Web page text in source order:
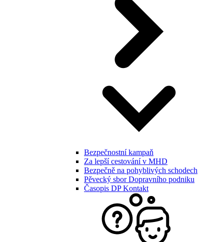
Bezpečnostní kampaň
Za lepší cestování v MHD
Bezpečně na pohyblivých schodech
Pěvecký sbor Dopravního podniku
Časopis DP Kontakt